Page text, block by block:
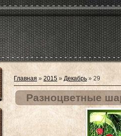
Главная » 2015 » Декабрь » 29
Разноцветные